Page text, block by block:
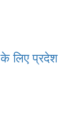
के लिए प्रदेश